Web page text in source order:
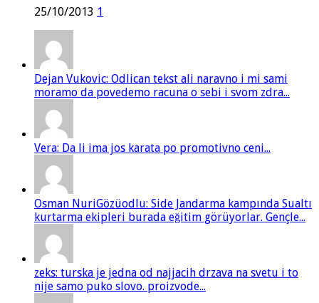
25/10/2013 1
Dejan Vukovic: Odlican tekst ali naravno i mi sami
moramo da povedemo racuna o sebi i svom zdra...
Vera: Da li ima jos karata po promotivno ceni...
Osman NuriGözüodlu: Side Jandarma kampında Sualtı
kurtarma ekipleri burada eğitim görüyorlar. Gençle...
zeks: turska je jedna od najjacih drzava na svetu i to
nije samo puko slovo. proizvode...